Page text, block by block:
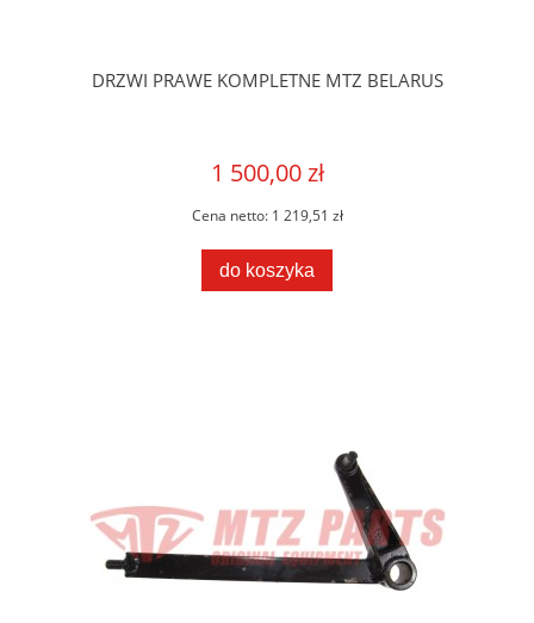
DRZWI PRAWE KOMPLETNE MTZ BELARUS
1 500,00 zł
Cena netto: 1 219,51 zł
do koszyka